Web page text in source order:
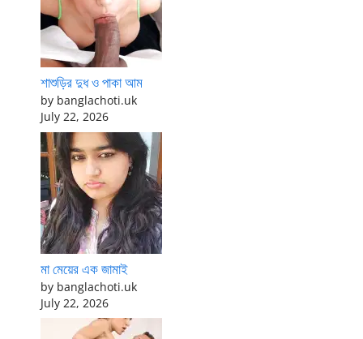
শাশুড়ির দুধ ও পাকা আম
by banglachoti.uk
July 22, 2026
মা মেয়ের এক জামাই
by banglachoti.uk
July 22, 2026